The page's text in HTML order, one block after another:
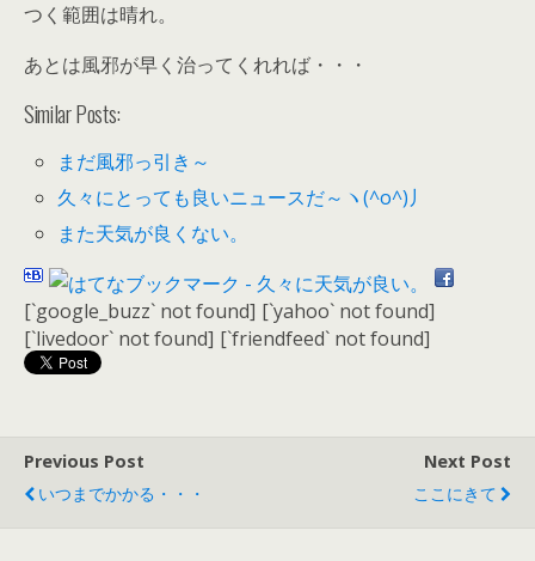
つく範囲は晴れ。
あとは風邪が早く治ってくれれば・・・
Similar Posts:
まだ風邪っ引き～
久々にとっても良いニュースだ～ヽ(^o^)丿
また天気が良くない。
[`google_buzz` not found] [`yahoo` not found]
[`livedoor` not found] [`friendfeed` not found]
Previous Post
いつまでかかる・・・
Next Post
ここにきて